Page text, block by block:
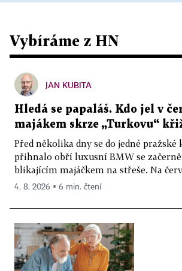
Vybíráme z HN
JAN KUBITA
Hledá se papaláš. Kdo jel v
majákem skrze „Turkovu“
Před několika dny se do jedné
přihnalo obří luxusní BMW se
blikajícím majáčkem na střeše. Na
4. 8. 2026 ▪ 6 min. čtení